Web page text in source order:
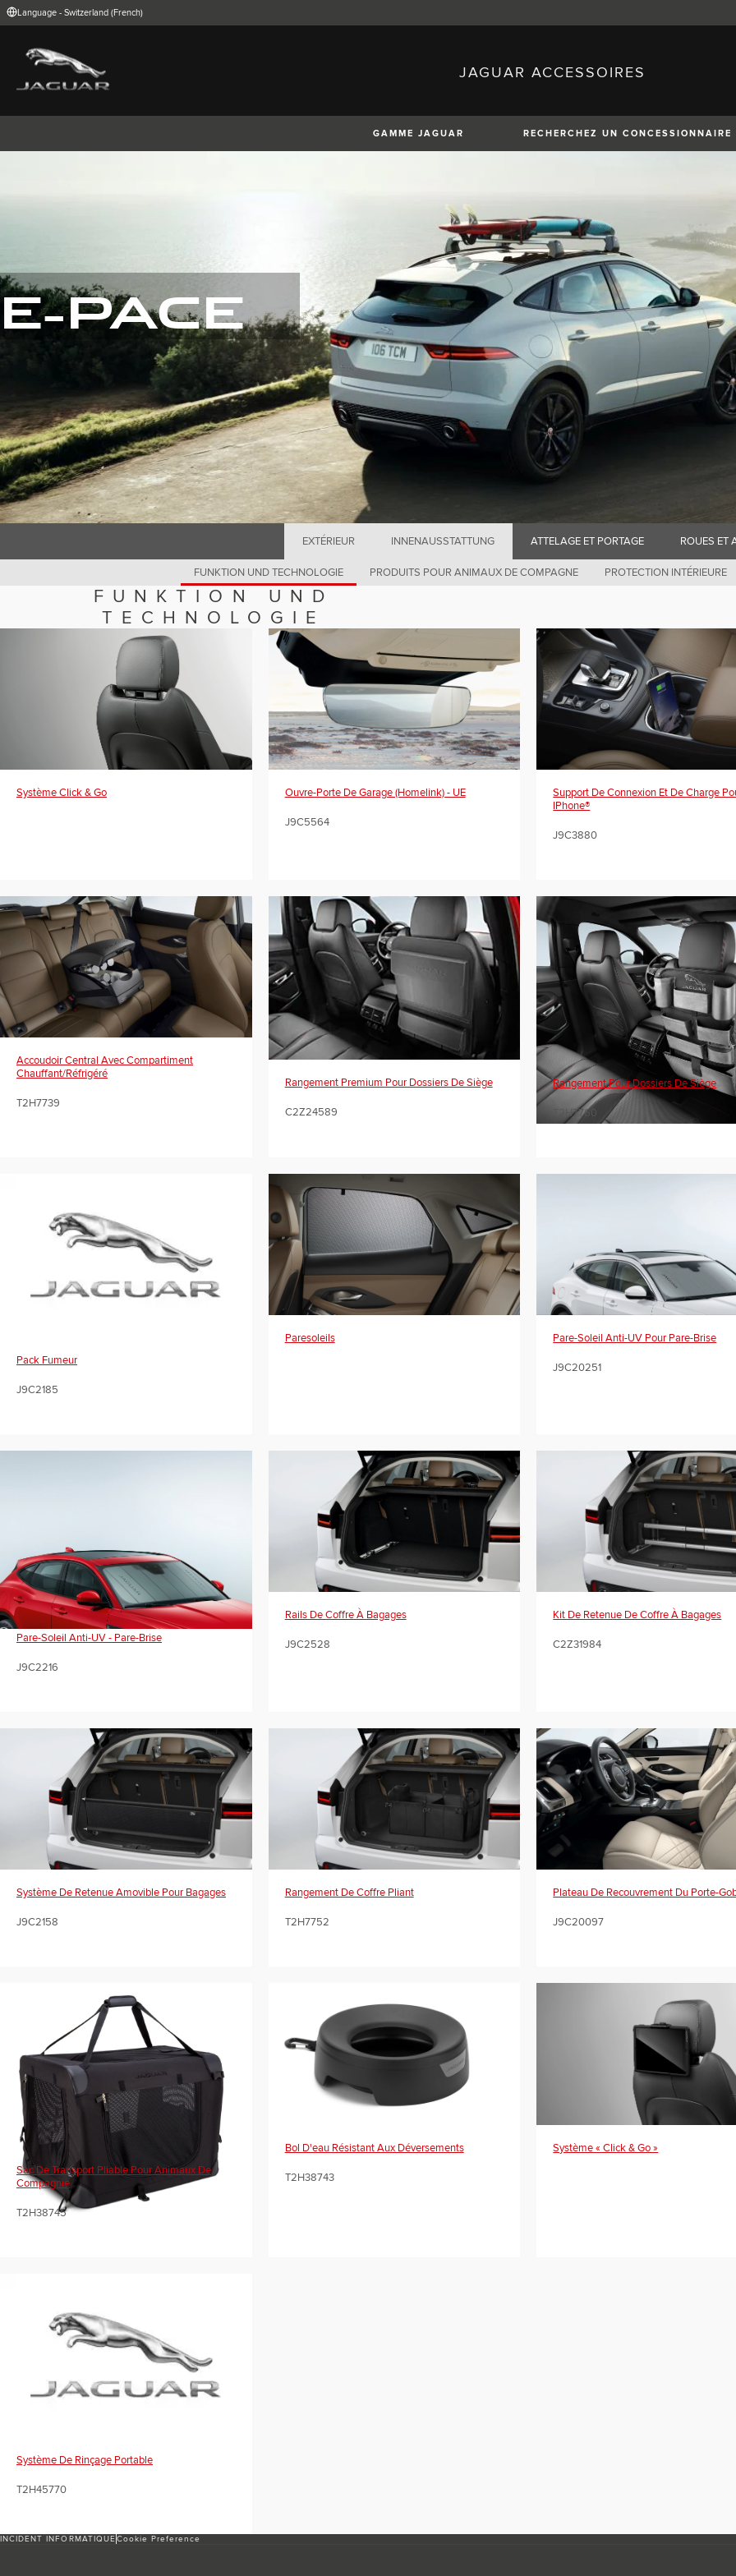
Language - Switzerland (French)
FIND YOUR COUNTRY
International (English)
China (Chinese)
Czech Republic (Czech)
France (French)
Italy (Italian)
Mexico (Spanish)
Poland (Polish)
Portugal (Portuguese)
Romania (Romania)
JAGUAR ACCESSOIRES
GAMME JAGUAR RECHERCHEZ UN CONCESSIONNAIRE
XE XF XF
E-PACE
EXTÉRIEUR INNENAUSSTATTUNG ATTELAGE ET PORTAGE ROUES ET
FUNKTION UND TECHNOLOGIE PRODUITS POUR ANIMAUX DE COMPAGNE PROTECTION INTÉRIEURE
FUNKTION UND
TECHNOLOGIE
Système Click & Go Ouvre-Porte De Garage (Homelink) - UE
J9C5564
Support De Connexion Et De Charge
IPhone®
J9C3880
Accoudoir Central Avec Compartiment
Chauffant/réfrigéré
T2H7739
Rangement Premium Pour Dossiers De Siège
C2Z24589
Rangement Pour Dossiers De Siège
T2H7760
Pack Fumeur
J9C2185
Paresoleils Pare-Soleil Anti-UV Pour Pare-Brise
J9C20251
Pare-Soleil Anti-UV - Pare-Brise
J9C2216
Rails De Coffre À Bagages
J9C2528
Kit De Retenue De Coffre À Bagages
C2Z31984
Système De Retenue Amovible Pour Bagages
J9C2158
Rangement De Coffre Pliant
T2H7752
Plateau De Recouvrement Du Porte-
J9C20097
Sac De Transport Pliable Pour Animaux De
Compagnie
T2H38745
Bol D'eau Résistant Aux Déversements
T2H38743
Système « Click & Go »
Système De Rinçage Portable
T2H45770
INCIDENT INFORMATIQUE Cookie Preference